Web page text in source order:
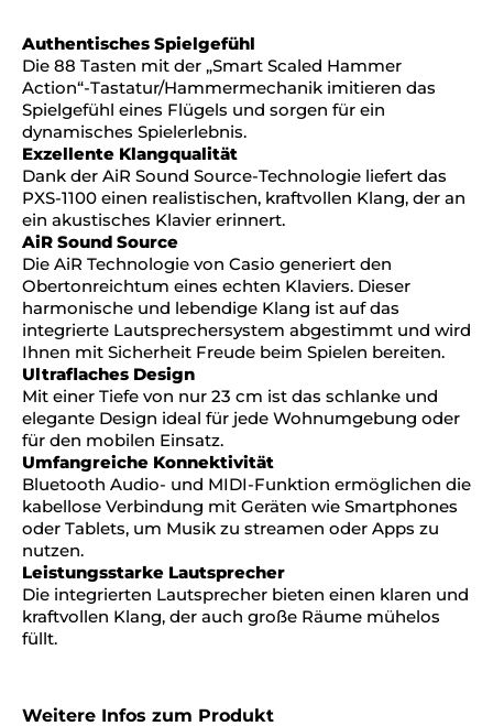
Authentisches Spielgefühl
Die 88 Tasten mit der „Smart Scaled Hammer
Action“-Tastatur/Hammermechanik imitieren das
Spielgefühl eines Flügels und sorgen für ein
dynamisches Spielerlebnis.
Exzellente Klangqualität
Dank der AiR Sound Source-Technologie liefert das
PXS-1100 einen realistischen, kraftvollen Klang, der an
ein akustisches Klavier erinnert.
AiR Sound Source
Die AiR Technologie von Casio generiert den
Obertonreichtum eines echten Klaviers. Dieser
harmonische und lebendige Klang ist auf das
integrierte Lautsprechersystem abgestimmt und wird
Ihnen mit Sicherheit Freude beim Spielen bereiten.
Ultraflaches Design
Mit einer Tiefe von nur 23 cm ist das schlanke und
elegante Design ideal für jede Wohnumgebung oder
für den mobilen Einsatz.
Umfangreiche Konnektivität
Bluetooth Audio- und MIDI-Funktion ermöglichen die
kabellose Verbindung mit Geräten wie Smartphones
oder Tablets, um Musik zu streamen oder Apps zu
nutzen.
Leistungsstarke Lautsprecher
Die integrierten Lautsprecher bieten einen klaren und
kraftvollen Klang, der auch große Räume mühelos
füllt.
Weitere Infos zum Produkt